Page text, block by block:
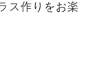
ス作りをお楽